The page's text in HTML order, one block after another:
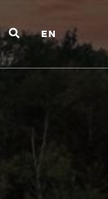
Recherche
EN